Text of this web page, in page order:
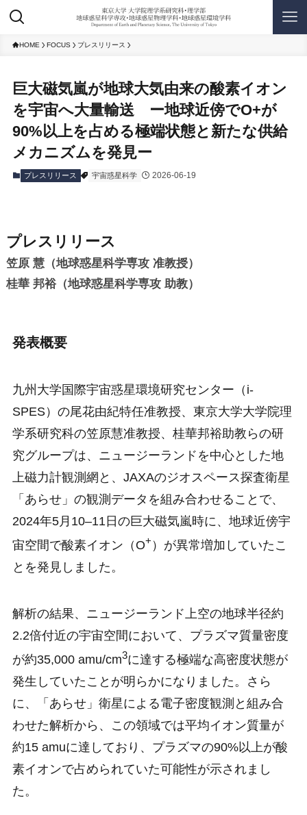
HOME FOCUS プレスリリース
巨大磁気嵐が地球大気由来の酸素イオン
を宇宙へ大量輸送 ー地球近傍でO+が
90%以上を占める極端状態と新たな供給
メカニズムを発見ー
プレスリリース 宇宙惑星科学 2026-06-19
プレスリリース
笠原 慧（地球惑星科学専攻 准教授）
桂華 邦裕（地球惑星科学専攻 助教）
発表概要
九州大学国際宇宙惑星環境研究センター（i-
SPES）の尾花由紀特任准教授、東京大学大学院理
学系研究科の笠原慧准教授、桂華邦裕助教らの研
究グループは、ニュージーランドを中心とした地
上磁力計観測網と、JAXAのジオスペース探査衛星
「あらせ」の観測データを組み合わせることで、
2024年5月10–11日の巨大磁気嵐時に、地球近傍宇
宙空間で酸素イオン（O+ ）が異常増加していたこ
とを発見しました。
解析の結果、ニュージーランド上空の地球半径約
2.2倍付近の宇宙空間において、プラズマ質量密度
が約35,000 amu/cm3に達する極端な高密度状態が
発生していたことが明らかになりました。さら
に、「あらせ」衛星による電子密度観測と組み合
わせた解析から、この領域では平均イオン質量が
約15 amuに達しており、プラズマの90%以上が酸
素イオンで占められていた可能性が示されまし
た。